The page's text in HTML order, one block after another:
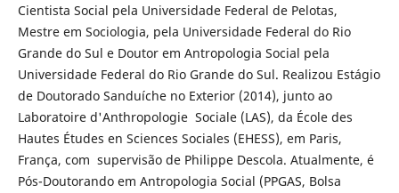
Cientista Social pela Universidade Federal de Pelotas,
Mestre em Sociologia, pela Universidade Federal do Rio
Grande do Sul e Doutor em Antropologia Social pela
Universidade Federal do Rio Grande do Sul. Realizou Estágio
de Doutorado Sanduíche no Exterior (2014), junto ao
Laboratoire d'Anthropologie Sociale (LAS), da École des
Hautes Études en Sciences Sociales (EHESS), em Paris,
França, com supervisão de Philippe Descola. Atualmente, é
Pós-Doutorando em Antropologia Social (PPGAS, Bolsa